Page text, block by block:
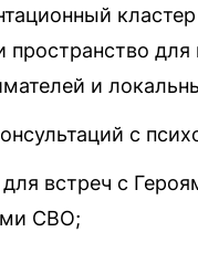
пространство
и
с
встреч с
СВО;